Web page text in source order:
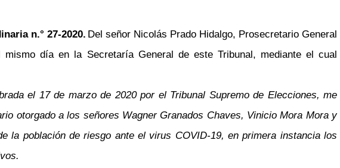
n.° 27-2020. Del señor Nicolás Prado Hidalgo, Prosecretario General
día en la Secretaría General de este Tribunal, mediante el cual
el 17 de marzo de 2020 por el Tribunal Supremo de Elecciones, me
otorgado a los señores Wagner Granados Chaves, Vinicio Mora Mora y
la población de riesgo ante el virus COVID-19, en primera instancia los